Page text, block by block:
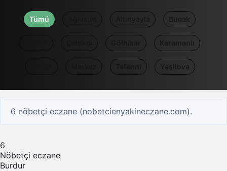
Tümü Bucak
Karamanlı
Yeşilova
6 nöbetçi eczane (nobetcienyakineczane.com).
6
Nöbetçi eczane
Burdur